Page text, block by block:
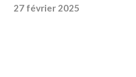
27 février 2025